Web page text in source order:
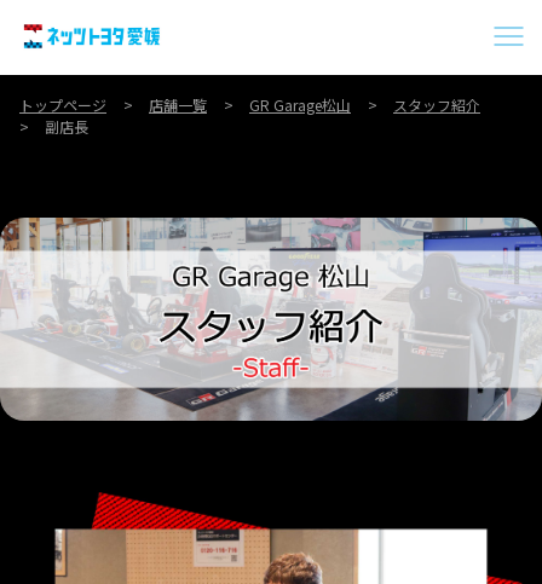
トップページ 店舗一覧 GR Garage松山
スタッフ紹介
副店長